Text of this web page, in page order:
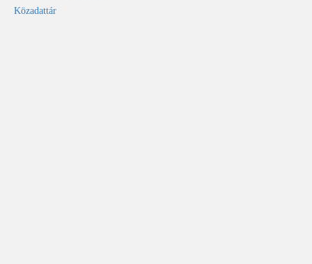
Közadattár